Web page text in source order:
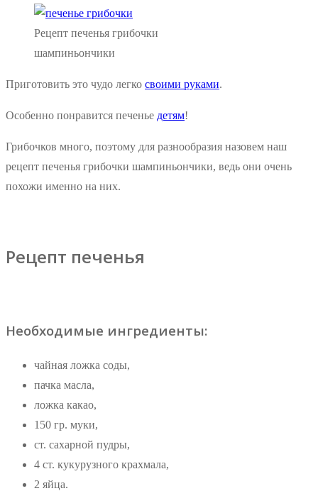
Рецепт печенья грибочки
шампиньончики
Приготовить это чудо легко своими руками.
Особенно понравится печенье детям!
Грибочков много, поэтому для разнообразия назовем наш
рецепт печенья грибочки шампиньончики, ведь они очень
похожи именно на них.
Рецепт печенья
Необходимые ингредиенты:
чайная ложка соды,
пачка масла,
ложка какао,
150 гр. муки,
ст. сахарной пудры,
4 ст. кукурузного крахмала,
2 яйца.